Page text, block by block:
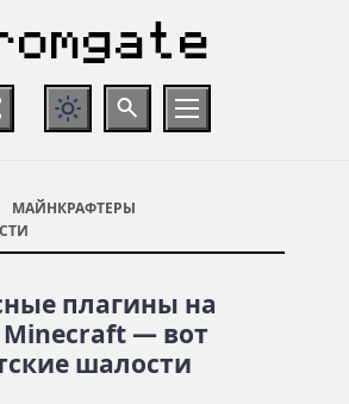
МАЙНКРАФТЕРЫ
плагины на
Minecraft — вот
шалости